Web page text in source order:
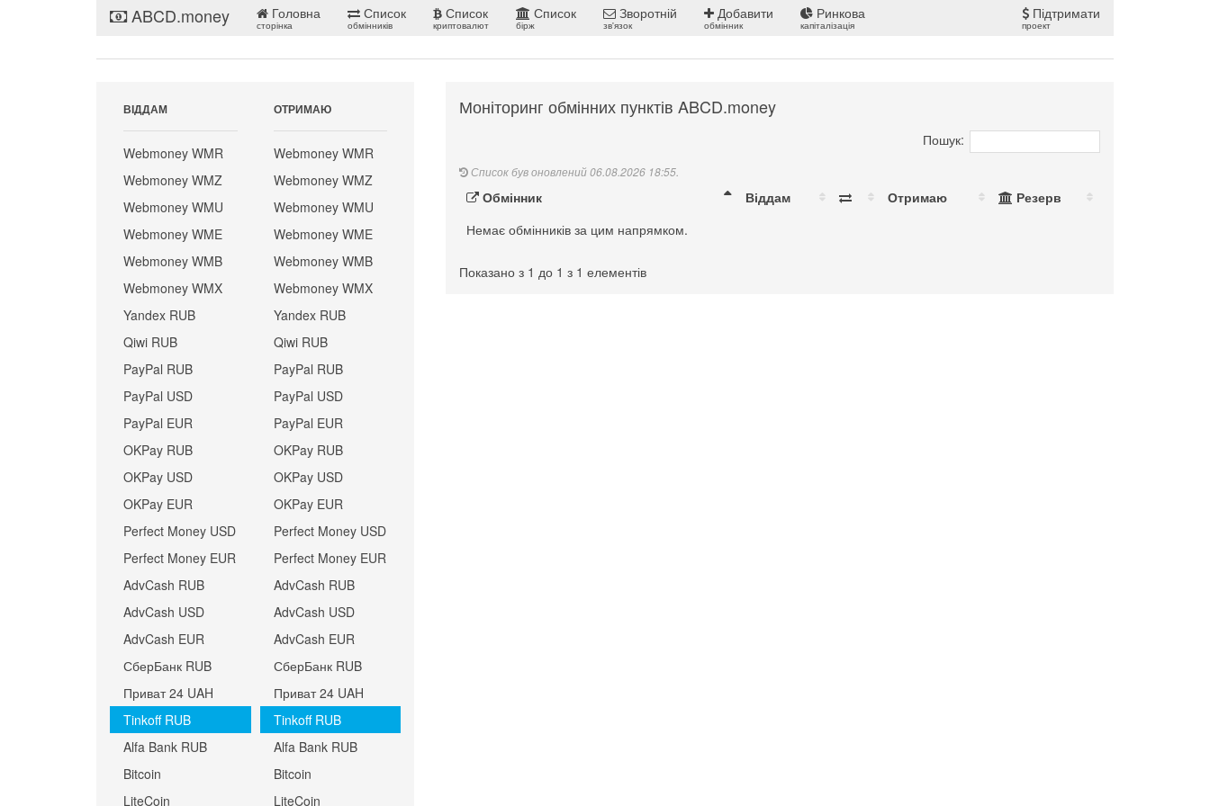
ABCD.money Головна
сторінка
Список
обмінників
Список
криптовалют
Список
бірж
Зворотній
зв'язок
Добавити
обмінник
Ринкова
капіталізація
Підтримати
проект
ВІДДАМ
Webmoney WMR
Webmoney WMZ
Webmoney WMU
Webmoney WME
Webmoney WMB
Webmoney WMX
Yandex RUB
Qiwi RUB
PayPal RUB
PayPal USD
PayPal EUR
OKPay RUB
OKPay USD
OKPay EUR
Perfect Money USD
Perfect Money EUR
AdvCash RUB
AdvCash USD
AdvCash EUR
СберБанк RUB
Приват 24 UAH
Tinkoff RUB
Alfa Bank RUB
Bitcoin
LiteCoin
ОТРИМАЮ
Webmoney WMR
Webmoney WMZ
Webmoney WMU
Webmoney WME
Webmoney WMB
Webmoney WMX
Yandex RUB
Qiwi RUB
PayPal RUB
PayPal USD
PayPal EUR
OKPay RUB
OKPay USD
OKPay EUR
Perfect Money USD
Perfect Money EUR
AdvCash RUB
AdvCash USD
AdvCash EUR
СберБанк RUB
Приват 24 UAH
Tinkoff RUB
Alfa Bank RUB
Bitcoin
LiteCoin
Моніторинг обмінних пунктів ABCD.money
Пошук:
Список був оновлений 06.08.2026 18:55.
Обмінник Віддам Отримаю
Резерв
Немає обмінників за цим напрямком.
Показано з 1 до 1 з 1 елементів